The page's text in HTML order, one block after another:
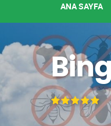
ANA SAYFA